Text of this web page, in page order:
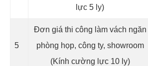
lực 5 ly)
5
Đơn giá thi công làm vách ngăn
phòng họp, công ty, showroom
(Kính cường lực 10 ly)